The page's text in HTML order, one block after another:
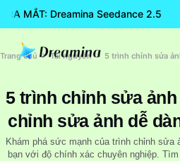
RA MẮT: Dreamina Seedance 2.5
Trang chủ Tài nguyên
5 trình chỉnh sửa
chỉnh sửa ảnh dễ
Khám phá sức mạnh của trình chỉnh sửa
bạn với độ chính xác chuyên nghiệp.